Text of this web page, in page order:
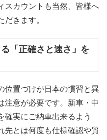
スカウントも当然、皆様へ
きます。
「正確さと速さ」を
位置づけが日本の慣習と異
注意が必要です。新車・中
確実にご納車出来るよう
先とは何度も仕様確認や質